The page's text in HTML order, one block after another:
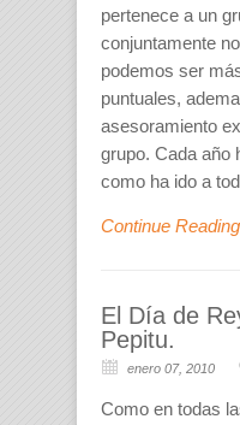
pertenece a un
conjuntamente
podemos ser
puntuales,
asesoramiento
grupo. Cada año
como ha ido a
Continue
El Día de
Pepitu.
enero 07, 2010
Como en todas